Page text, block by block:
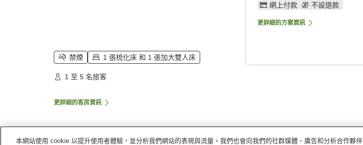
禁煙 1 張梳化床 和 1 張加大雙人床
1 至 5 名旅客
更詳細的客房資訊
網上付款 不設退款
更詳細的方案資訊
本網站使用 cookie 以提升使用者體驗，並分析我們網站的表現與流量。我們也會向我們的社群媒體、廣告和分析合作夥伴